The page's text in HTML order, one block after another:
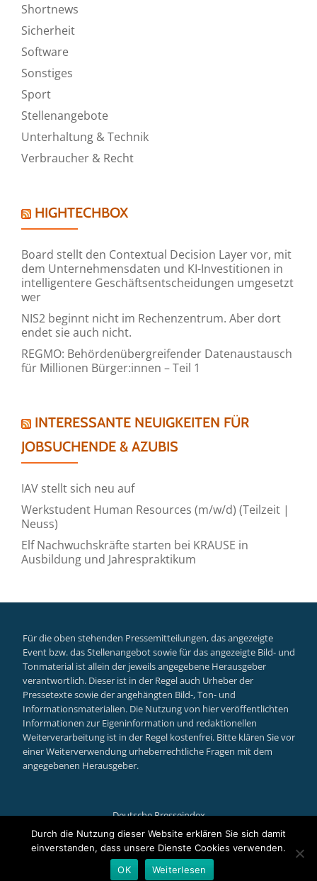
Shortnews
Sicherheit
Software
Sonstiges
Sport
Stellenangebote
Unterhaltung & Technik
Verbraucher & Recht
HIGHTECHBOX
Board stellt den Contextual Decision Layer vor, mit
dem Unternehmensdaten und KI-Investitionen in
intelligentere Geschäftsentscheidungen umgesetzt
wer
NIS2 beginnt nicht im Rechenzentrum. Aber dort
endet sie auch nicht.
REGMO: Behördenübergreifender Datenaustausch
für Millionen Bürger:innen – Teil 1
INTERESSANTE NEUIGKEITEN FÜR
JOBSUCHENDE & AZUBIS
IAV stellt sich neu auf
Werkstudent Human Resources (m/w/d) (Teilzeit |
Neuss)
Elf Nachwuchskräfte starten bei KRAUSE in
Ausbildung und Jahrespraktikum
Für die oben stehenden Pressemitteilungen, das angezeigte
Event bzw. das Stellenangebot sowie für das angezeigte Bild- und
Tonmaterial ist allein der jeweils angegebene Herausgeber
verantwortlich. Dieser ist in der Regel auch Urheber der
Pressetexte sowie der angehängten Bild-, Ton- und
Informationsmaterialien. Die Nutzung von hier veröffentlichten
Informationen zur Eigeninformation und redaktionellen
Weiterverarbeitung ist in der Regel kostenfrei. Bitte klären Sie vor
einer Weiterverwendung urheberrechtliche Fragen mit dem
angegebenen Herausgeber.
Deutsche Presseindex
Secondary
Llorix One Litepowered by WordPress
Durch die Nutzung dieser Website erklären Sie sich damit
einverstanden, dass unsere Dienste Cookies verwenden.
OK
Weiterlesen